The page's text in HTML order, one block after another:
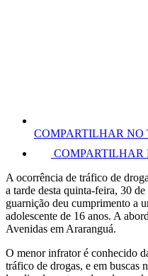
COMPARTILHAR NO
A ocorrência de tráfico de
a tarde desta quinta-feira, 30
guarnição deu cumprimento a
adolescente de 16 anos. A
Avenidas em Araranguá.
O menor infrator é conhecido
tráfico de drogas, e em buscas